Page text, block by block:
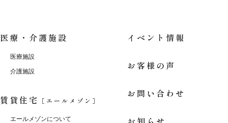
医療・介護施設
医療施設
介護施設
賃貸住宅 ［エールメゾン］
エールメゾンについて
イベント情報
お客様の声
お問い合わせ